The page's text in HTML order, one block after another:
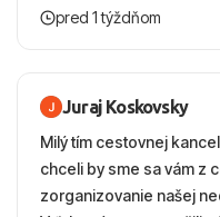
krasny, cisty. Sluzby
pred 1 týždňom
Juraj Koskovsky
Milý tím cestovnej
chceli by sme sa vám z
zorganizovanie našej